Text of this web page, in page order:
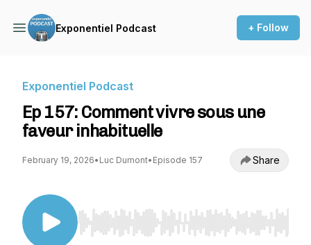
Exponentiel Podcast + Follow
Exponentiel Podcast
Ep 157: Comment vivre sous une
faveur inhabituelle
February 19, 2026• Luc Dumont• Episode 157 Share
Use Left/Right to seek, Home/End to jump to